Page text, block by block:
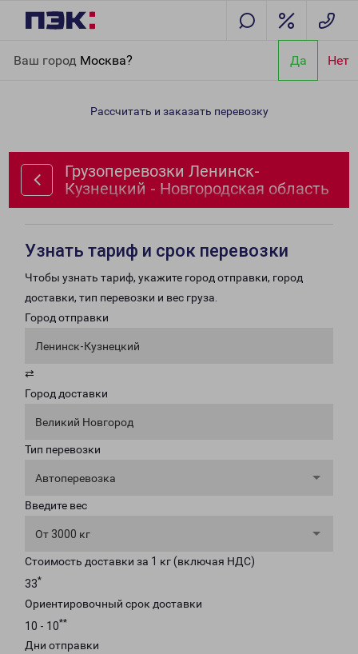
Ваш город Москва? Да Нет
Новгородская область
Рассчитать и заказать перевозку
Грузоперевозки Ленинск-
Кузнецкий - Новгородская область
Узнать тариф и срок перевозки
Чтобы узнать тариф, укажите город отправки, город
доставки, тип перевозки и вес груза.
Город отправки
Ленинск-Кузнецкий
⇄
Город доставки
Великий Новгород
Тип перевозки
Автоперевозка
Введите вес
От 3000 кг
Стоимость доставки за 1 кг (включая НДС)
33*
Ориентировочный срок доставки
10 - 10**
Дни отправки